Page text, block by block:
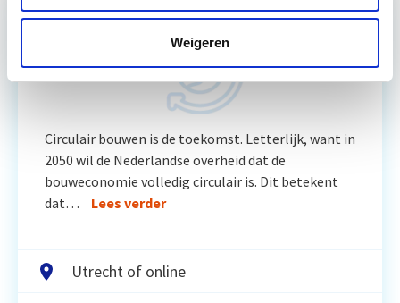
Weigeren
Relevant bij dit artikel
Circulair Bouwen
Circulair bouwen is de toekomst. Letterlijk, want in
2050 wil de Nederlandse overheid dat de
bouweconomie volledig circulair is. Dit betekent
dat…
Lees verder
Utrecht of online